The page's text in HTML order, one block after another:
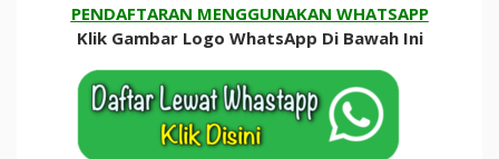
PENDAFTARAN MENGGUNAKAN WHATSAPP
Klik Gambar Logo WhatsApp Di Bawah Ini